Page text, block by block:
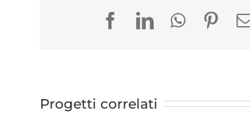
FacebookLinkedIn
Progetti correlati